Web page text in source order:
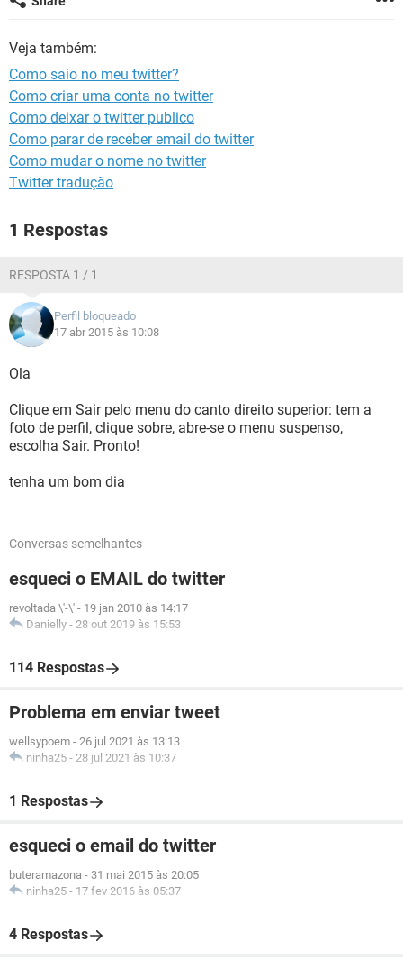
GUIA DE COMPRAS
Veja também:
Como saio no meu twitter?
Como criar uma conta no twitter
Como deixar o twitter publico
Como parar de receber email do twitter
Como mudar o nome no twitter
Twitter tradução
1 Respostas
RESPOSTA 1 / 1
Perfil bloqueado
17 abr 2015 às 10:08
Ola
Clique em Sair pelo menu do canto direito superior: tem a
foto de perfil, clique sobre, abre-se o menu suspenso,
escolha Sair. Pronto!
tenha um bom dia
Conversas semelhantes
esqueci o EMAIL do twitter
revoltada \'-\' - 19 jan 2010 às 14:17
Danielly - 28 out 2019 às 15:53
114 Respostas
Problema em enviar tweet
wellsypoem - 26 jul 2021 às 13:13
ninha25 - 28 jul 2021 às 10:37
1 Respostas
esqueci o email do twitter
buteramazona - 31 mai 2015 às 20:05
ninha25 - 17 fev 2016 às 05:37
4 Respostas